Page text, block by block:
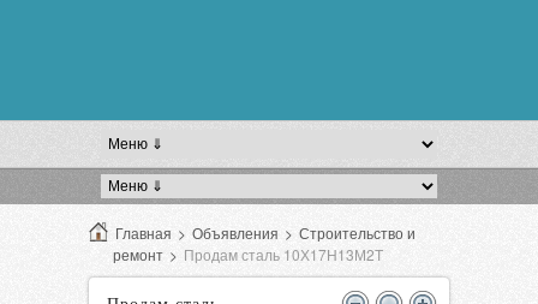
Главная > Объявления > Строительство и
ремонт > Продам сталь 10Х17Н13М2Т